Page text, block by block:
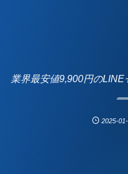
業界最安値9,900円の
2025-